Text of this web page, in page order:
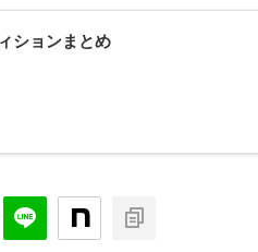
ションまとめ